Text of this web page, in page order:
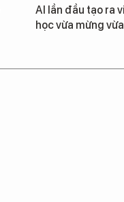
AI lần đầu tạo ra
học vừa mừng